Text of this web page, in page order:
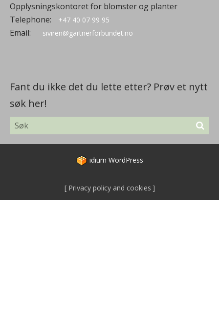
Opplysningskontoret for blomster og planter
Telephone:
+47 40 07 99 95
Email: siviren@gartnerforbundet.no
Fant du ikke det du lette etter? Prøv et nytt
søk her!
idium WordPress
Privacy policy and cookies